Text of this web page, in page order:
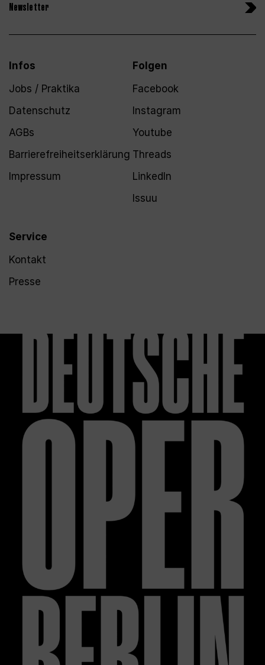
Newsletter
Infos
Jobs / Praktika
Datenschutz
AGBs
Barrierefreiheitserklärung
Impressum
Service
Kontakt
Presse
Folgen
Facebook
Instagram
Youtube
Threads
LinkedIn
Issuu